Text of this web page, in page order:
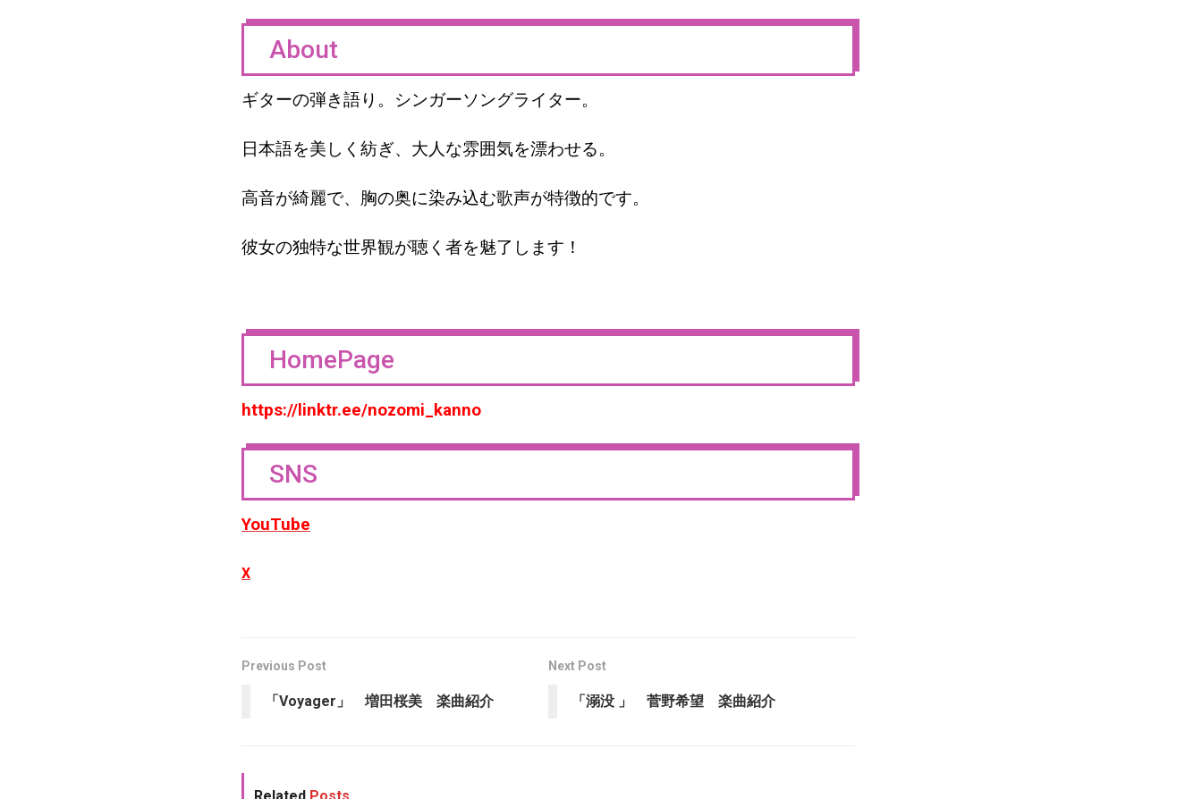
About
ギターの弾き語り。シンガーソングライター。
日本語を美しく紡ぎ、大人な雰囲気を漂わせる。
高音が綺麗で、胸の奥に染み込む歌声が特徴的です。
彼女の独特な世界観が聴く者を魅了します！
HomePage
https://linktr.ee/nozomi_kanno
SNS
YouTube
X
Previous Post
「Voyager」 増田桜美 楽曲紹介
Next Post
「溺没 」 菅野希望 楽曲紹介